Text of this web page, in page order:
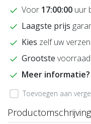
Voor 17:00:00 uur
Laagste prijs
Kies zelf uw
Grootste
Meer informatie?
Toevoegen aan
Productomschrijving